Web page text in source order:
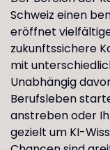
Schweiz einen
eröffnet
zukunftssichere
mit
Unabhängig
Berufsleben
anstreben oder
gezielt um KI-